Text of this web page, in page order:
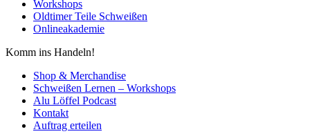
Workshops
Oldtimer Teile Schweißen
Onlineakademie
Komm ins Handeln!
Shop & Merchandise
Schweißen Lernen – Workshops
Alu Löffel Podcast
Kontakt
Auftrag erteilen